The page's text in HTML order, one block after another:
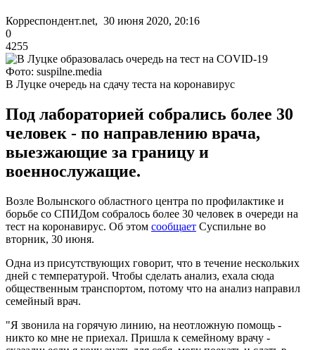
Корреспондент.net, 30 июня 2020, 20:16
0
4255
Фото: suspilne.media
В Луцке очередь на сдачу теста на коронавирус
Под лабораторией собрались более 30
человек - по направлению врача,
выезжающие за границу и
военнослужащие.
Возле Волынского областного центра по профилактике и
борьбе со СПИДом собралось более 30 человек в очереди на
тест на коронавирус. Об этом сообщает Суспильне во
вторник, 30 июня.
Одна из присутствующих говорит, что в течение нескольких
дней с температурой. Чтобы сделать анализ, ехала сюда
общественным транспортом, потому что на анализ направил
семейный врач.
"Я звонила на горячую линию, на неотложную помощь -
никто ко мне не приехал. Пришла к семейному врачу -